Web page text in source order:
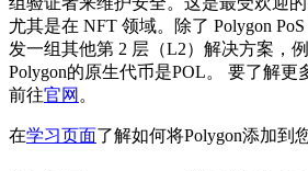
尤其是在 NFT 领域。除了 Polygon
发一组其他第 2 层（L2）解决方案，例
Polygon的原生代币是POL。
要了解更
前往官网 。
在学习页面了解如何将Polygon添加到